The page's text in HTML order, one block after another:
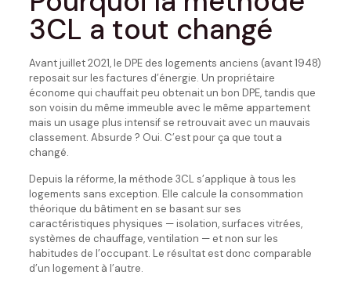
3CL a tout changé
Avant juillet 2021, le DPE des logements anciens (avant 1948)
reposait sur les factures d’énergie. Un propriétaire
économe qui chauffait peu obtenait un bon DPE, tandis que
son voisin du même immeuble avec le même appartement
mais un usage plus intensif se retrouvait avec un mauvais
classement. Absurde ? Oui. C’est pour ça que tout a
changé.
Depuis la réforme, la méthode 3CL s’applique à tous les
logements sans exception. Elle calcule la consommation
théorique du bâtiment en se basant sur ses
caractéristiques physiques — isolation, surfaces vitrées,
systèmes de chauffage, ventilation — et non sur les
habitudes de l’occupant. Le résultat est donc comparable
d’un logement à l’autre.